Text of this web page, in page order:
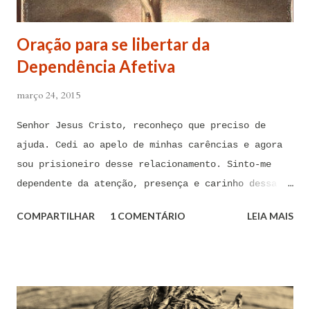
Oração para se libertar da
Dependência Afetiva
março 24, 2015
Senhor Jesus Cristo, reconheço que preciso de
ajuda. Cedi ao apelo de minhas carências e agora
sou prisioneiro desse relacionamento. Sinto-me
dependente da atenção, presença e carinho dessa
para me libertar da influência dessas tentações. A
tentação me venceu. E confesso a minha culpa por
COMPARTILHAR 1 COMENTÁRIO LEIA MAIS